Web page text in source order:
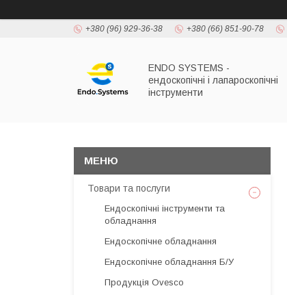
+380 (96) 929-36-38 +380 (66) 851-90-78
ENDO SYSTEMS -
ендоскопічні і лапароскопічні
інструменти
Товари та послуги
Ендоскопічні інструменти та
обладнання
Ендоскопічне обладнання
Ендоскопічне обладнання Б/У
Продукція Ovesco